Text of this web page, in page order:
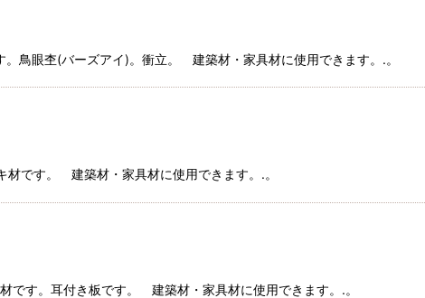
眼杢(バーズアイ)。衝立。 建築材・家具材に使用できます。.。
す。 建築材・家具材に使用できます。.。
。耳付き板です。 建築材・家具材に使用できます。.。